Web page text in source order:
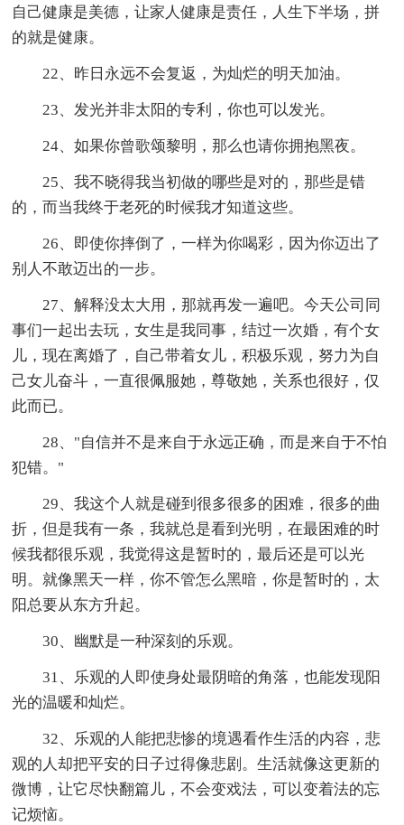
自己健康是美德，让家人健康是责任，人生下半场，拼
的就是健康。
22、昨日永远不会复返，为灿烂的明天加油。
23、发光并非太阳的专利，你也可以发光。
24、如果你曾歌颂黎明，那么也请你拥抱黑夜。
25、我不晓得我当初做的哪些是对的，那些是错
的，而当我终于老死的时候我才知道这些。
26、即使你摔倒了，一样为你喝彩，因为你迈出了
别人不敢迈出的一步。
27、解释没太大用，那就再发一遍吧。今天公司同
事们一起出去玩，女生是我同事，结过一次婚，有个女
儿，现在离婚了，自己带着女儿，积极乐观，努力为自
己女儿奋斗，一直很佩服她，尊敬她，关系也很好，仅
此而已。
28、"自信并不是来自于永远正确，而是来自于不怕
犯错。"
29、我这个人就是碰到很多很多的困难，很多的曲
折，但是我有一条，我就总是看到光明，在最困难的时
候我都很乐观，我觉得这是暂时的，最后还是可以光
明。就像黑天一样，你不管怎么黑暗，你是暂时的，太
阳总要从东方升起。
30、幽默是一种深刻的乐观。
31、乐观的人即使身处最阴暗的角落，也能发现阳
光的温暖和灿烂。
32、乐观的人能把悲惨的境遇看作生活的内容，悲
观的人却把平安的日子过得像悲剧。生活就像这更新的
微博，让它尽快翻篇儿，不会变戏法，可以变着法的忘
记烦恼。